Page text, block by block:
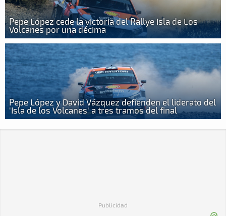
Pepe López cede la victoria del Rallye Isla de Los
Volcanes por una décima
Pepe López y David Vázquez defienden el liderato del
'Isla de los Volcanes' a tres tramos del final
Publicidad